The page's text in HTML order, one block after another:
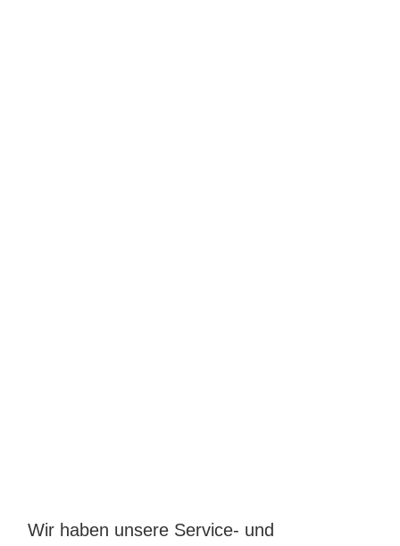
Wir haben unsere Service- und